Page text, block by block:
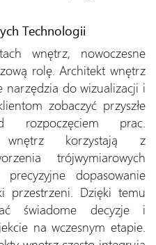
Technologii
wnętrz, nowoczesne
rolę. Architekt wnętrz
narzędzia do wizualizacji i
zobaczyć przyszłe
rozpoczęciem prac.
wnętrz korzystają z
trójwymiarowych
dopasowanie
przestrzeni. Dzięki temu
świadome decyzje i
na wczesnym etapie.